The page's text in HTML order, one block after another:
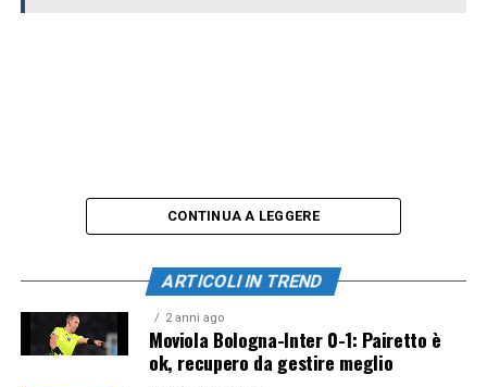
CONTINUA A LEGGERE
ARTICOLI IN TREND
2 anni ago
Moviola Bologna-Inter 0-1: Pairetto è
ok, recupero da gestire meglio